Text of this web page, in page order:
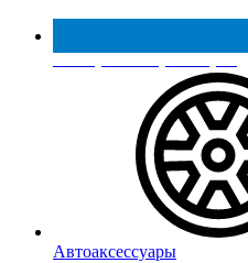
Реестр МинПромТорга
Автоаксессуары